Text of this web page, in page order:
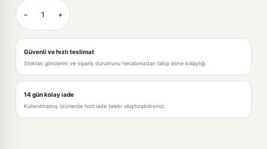
GÜL KURUSU-70X140CM
KREM-70X140CM
ANTRASİT-70X140CM
− +
Güvenli ve hızlı teslimat
Stoktan gönderim ve sipariş durumunu hesabınızdan takip etme kolaylığı.
14 gün kolay iade
Kullanılmamış ürünlerde hızlı iade talebi oluşturabilirsiniz.